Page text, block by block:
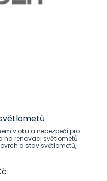
v oku a nebezpečí pro
na renovaci světlometů
a stav světlometů,